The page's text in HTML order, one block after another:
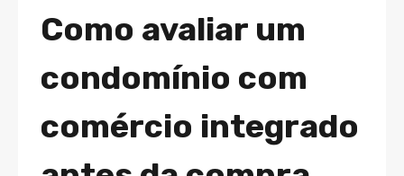
Como avaliar um
condomínio com
comércio integrado